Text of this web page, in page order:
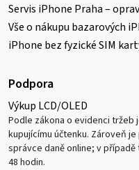
Servis iPhone Praha –
Vše o nákupu bazarových
iPhone bez fyzické SIM
Podpora
Výkup LCD/OLED
Podle zákona o evidenci
kupujícímu účtenku. Zároveň
správce daně online; v
48 hodin.